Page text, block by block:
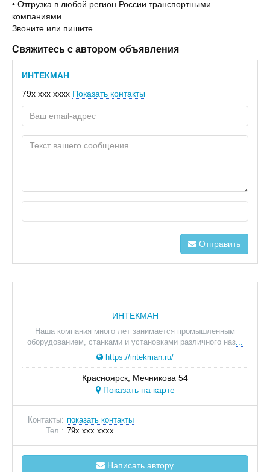
• Отгрузка в любой регион России транспортными
компаниями
Звоните или пишите
Свяжитесь с автором объявления
ИНТЕКМАН
79x xxx xxxx Показать контакты
Отправить
ИНТЕКМАН
Наша компания много лет занимается промышленным
оборудованием, станками и установками различного наз
https://intekman.ru/
Красноярск, Мечникова 54
Показать на карте
Контакты: показать контакты
Тел.: 79x xxx xxxx
Написать автору